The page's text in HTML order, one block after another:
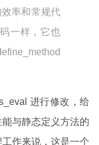
率和常规代
一样，它也
进行修改，给
与静态定义方法的
作来说，这是一个